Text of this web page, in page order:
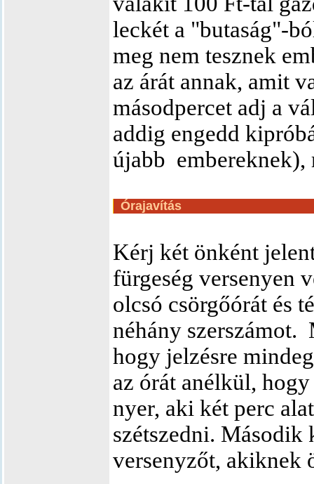
leckét a "butaság"-
meg nem tesznek
az árát annak, amit
másodpercet adj a
addig engedd
újabb
Órajavítás
Kérj két önként
fürgeség versenyen
olcsó csörgőórát és
néhány szerszámot.
hogy jelzésre
az órát anélkül,
nyer, aki két perc
szétszedni.
versenyzőt, akiknek